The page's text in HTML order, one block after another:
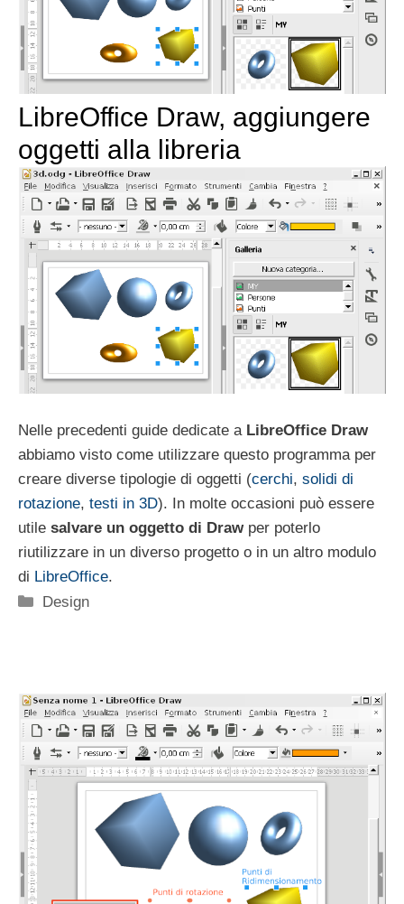
LibreOffice Draw, aggiungere
oggetti alla libreria
Nelle precedenti guide dedicate a LibreOffice Draw
abbiamo visto come utilizzare questo programma per
creare diverse tipologie di oggetti (cerchi, solidi di
rotazione, testi in 3D). In molte occasioni può essere
utile salvare un oggetto di Draw per poterlo
riutilizzare in un diverso progetto o in un altro modulo
di LibreOffice.
Categorie
Design